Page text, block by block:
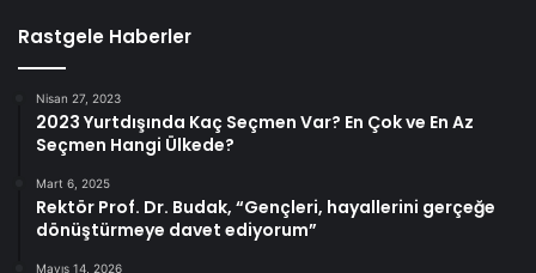
Rastgele Haberler
Nisan 27, 2023
2023 Yurtdışında Kaç Seçmen Var? En Çok ve En Az
Seçmen Hangi Ülkede?
Mart 6, 2025
Rektör Prof. Dr. Budak, “Gençleri, hayallerini gerçeğe
dönüştürmeye davet ediyorum”
Mayıs 14, 2026